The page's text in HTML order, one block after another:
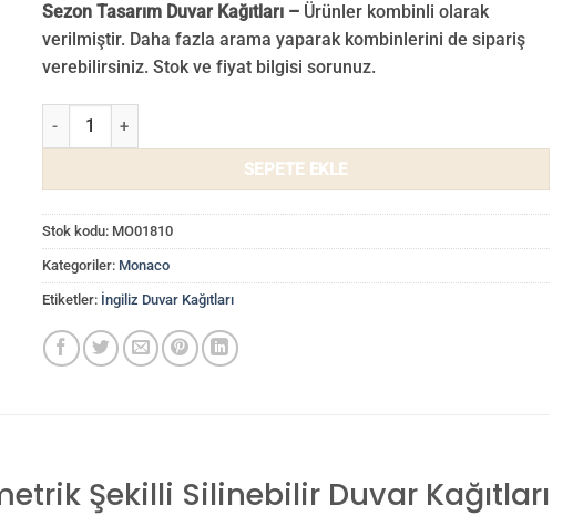
Sezon Tasarım Duvar Kağıtları –Ürünler kombinli olarak
verilmiştir. Daha fazla arama yaparak kombinlerini de sipariş
verebilirsiniz. Stok ve fiyat bilgisi sorunuz.
Monaco İngiliz Duvar Kağıdı Geometrik Şekilli Silinebilir Duvar Kağıtları Bej
SEPETE EKLE
Stok kodu: MO01810
Kategoriler: Monaco
Etiketler: İngiliz Duvar Kağıtları
Şekilli Silinebilir Duvar Kağıtları